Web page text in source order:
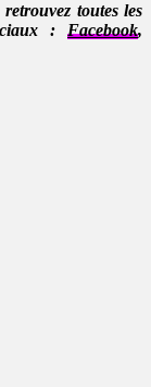
toutes les
: Facebook,